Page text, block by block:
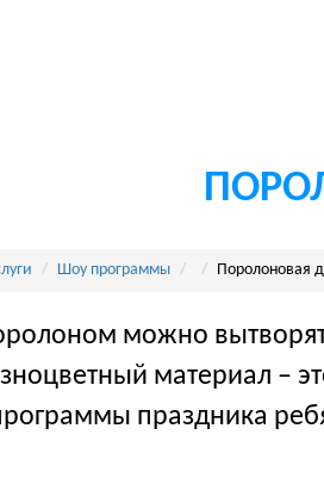
Шоу программы Поролоновая
можно
материал –
праздника